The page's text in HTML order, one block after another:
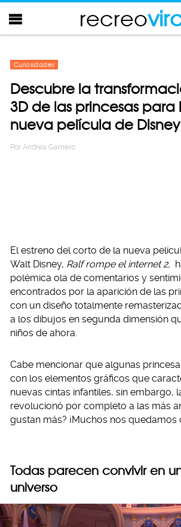
recreo
Curiosidades
Descubre la
3D de las princesas para
nueva película de Disney
Por Andrea Gamero
El estreno del corto de la nueva
Walt Disney, Ralf rompe el internet 2,
polémica ola de comentarios y
encontrados por la aparición de las
con un diseño totalmente
a los dibujos en segunda dimensión
niños de ahora.
Cabe mencionar que algunas
con los elementos gráficos que
nuevas cintas infantiles, sin embargo,
revolucionó por completo a las más
gustan más? ¡Muchos nos quedamos
Todas parecen convivir en
universo